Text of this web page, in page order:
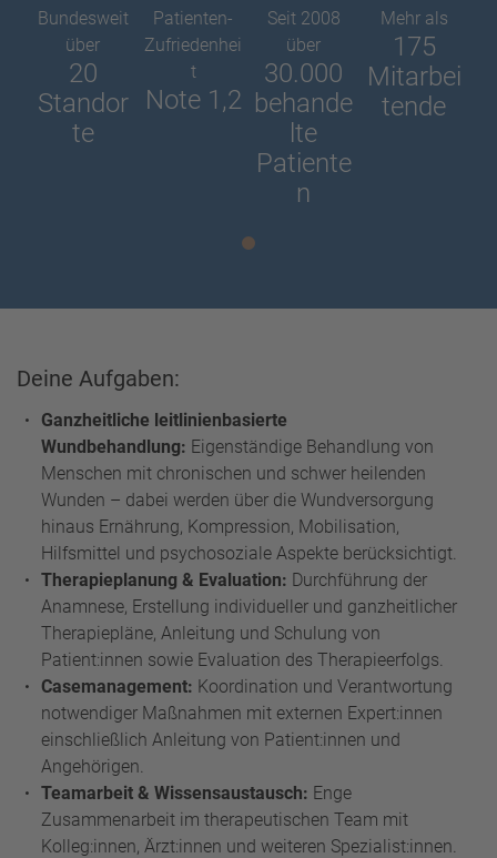
Bundesweit
über
20
Standor
te
Patienten-
Zufriedenhei
t
Note 1,2
Seit 2008
über
30.000
behande
lte
Patiente
n
Mehr als
175
Mitarbei
tende
Deine Aufgaben:
Ganzheitliche leitlinienbasierte
Wundbehandlung: Eigenständige Behandlung von
Menschen mit chronischen und schwer heilenden
Wunden – dabei werden über die Wundversorgung
hinaus Ernährung, Kompression, Mobilisation,
Hilfsmittel und psychosoziale Aspekte berücksichtigt.
Therapieplanung & Evaluation: Durchführung der
Anamnese, Erstellung individueller und ganzheitlicher
Therapiepläne, Anleitung und Schulung von
Patient:innen sowie Evaluation des Therapieerfolgs.
Casemanagement: Koordination und Verantwortung
notwendiger Maßnahmen mit externen Expert:innen
einschließlich Anleitung von Patient:innen und
Angehörigen.
Teamarbeit & Wissensaustausch: Enge
Zusammenarbeit im therapeutischen Team mit
Kolleg:innen, Ärzt:innen und weiteren Spezialist:innen.